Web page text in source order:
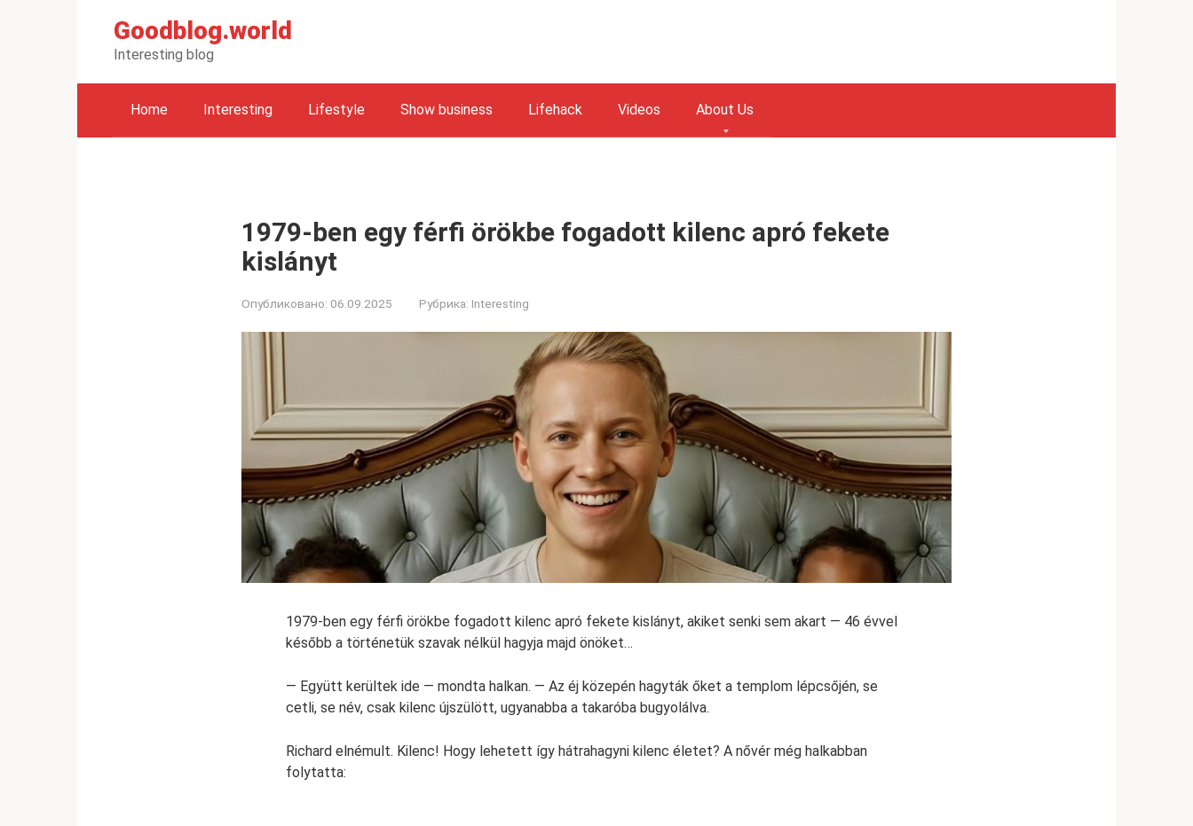
Goodblog.world
Interesting blog
Home Interesting Lifestyle Show business Lifehack Videos About Us
1979-ben egy férfi örökbe fogadott kilenc apró fekete
kislányt
Опубликовано: 06.09.2025 Рубрика: Interesting
1979-ben egy férfi örökbe fogadott kilenc apró fekete kislányt, akiket senki sem akart — 46 évvel
később a történetük szavak nélkül hagyja majd önöket…
— Együtt kerültek ide — mondta halkan. — Az éj közepén hagyták őket a templom lépcsőjén, se
cetli, se név, csak kilenc újszülött, ugyanabba a takaróba bugyolálva.
Richard elnémult. Kilenc! Hogy lehetett így hátrahagyni kilenc életet? A nővér még halkabban
folytatta: